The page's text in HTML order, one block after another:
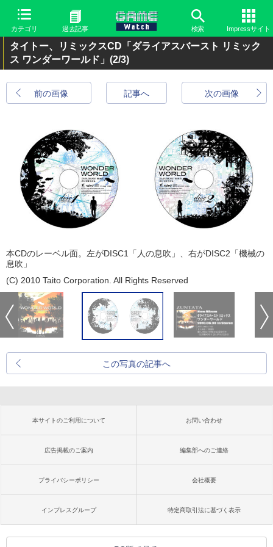
カテゴリ 過去記事 検索 Impressサイト
タイトー、リミックスCD「ダライアスバースト リミック
ス ワンダーワールド」 (2/3)
前の画像 次の画像
記事へ
本CDのレーベル面。左がDISC1「人の息吹」、右がDISC2「機械の
息吹」
(C) 2010 Taito Corporation. All Rights Reserved
この写真の記事へ
本サイトのご利用について お問い合わせ
広告掲載のご案内 編集部へのご連絡
プライバシーポリシー 会社概要
インプレスグループ 特定商取引法に基づく表示